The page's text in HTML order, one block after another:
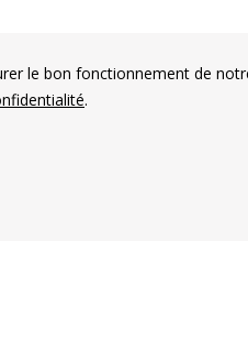
le bon fonctionnement de
.